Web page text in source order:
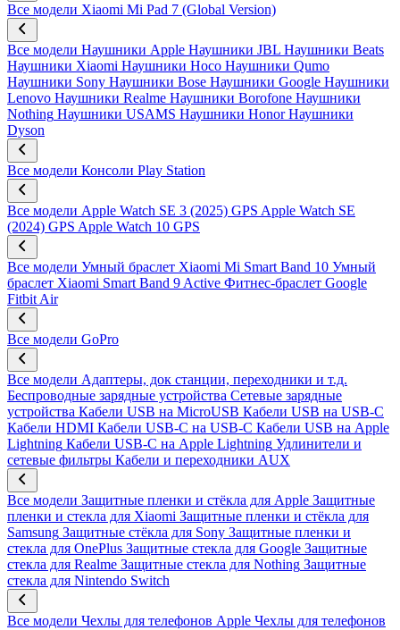
Все модели Xiaomi Mi Pad 7 (Global Version)
Все модели Наушники Apple Наушники JBL Наушники Beats
Наушники Xiaomi Наушники Hoco Наушники Qumo
Наушники Sony Наушники Bose Наушники Google Наушники
Lenovo Наушники Realme Наушники Borofone Наушники
Nothing Наушники USAMS Наушники Honor Наушники
Dyson
Все модели Консоли Play Station
Все модели Apple Watch SE 3 (2025) GPS Apple Watch SE
(2024) GPS Apple Watch 10 GPS
Все модели Умный браслет Xiaomi Mi Smart Band 10 Умный
браслет Xiaomi Smart Band 9 Active Фитнес-браслет Google
Fitbit Air
Все модели GoPro
Все модели Адаптеры, док станции, переходники и т.д.
Беспроводные зарядные устройства Сетевые зарядные
устройства Кабели USB на MicroUSB Кабели USB на USB-C
Кабели HDMI Кабели USB-C на USB-C Кабели USB на Apple
Lightning Кабели USB-C на Apple Lightning Удлинители и
сетевые фильтры Кабели и переходники AUX
Все модели Защитные пленки и стёкла для Apple Защитные
пленки и стекла для Xiaomi Защитные пленки и стёкла для
Samsung Защитные стёкла для Sony Защитные пленки и
стекла для OnePlus Защитные стекла для Google Защитные
стекла для Realme Защитные стекла для Nothing Защитные
стекла для Nintendo Switch
Все модели Чехлы для телефонов Apple Чехлы для телефонов